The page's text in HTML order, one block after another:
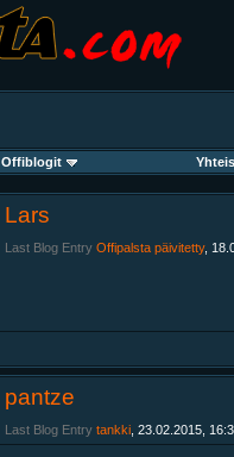
Offiblogit
Lars
Last Blog Entry Offipalsta päivitetty,
pantze
Last Blog Entry tankki , 23.02.2015,